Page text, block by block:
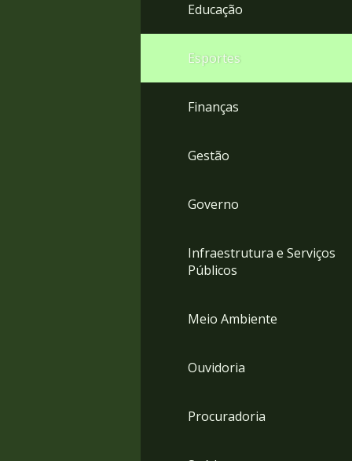
Educação
Esportes
Finanças
Gestão
Governo
Infraestrutura e Serviços
Públicos
Meio Ambiente
Ouvidoria
Procuradoria